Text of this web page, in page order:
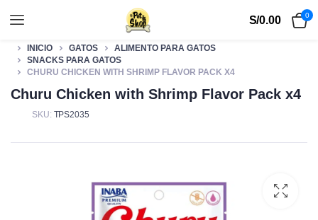
S/0.00 0
INICIO GATOS
ALIMENTO PARA GATOS
SNACKS PARA GATOS
CHURU CHICKEN WITH SHRIMP FLAVOR PACK X4
Churu Chicken with Shrimp Flavor Pack x4
SKU: TPS2035